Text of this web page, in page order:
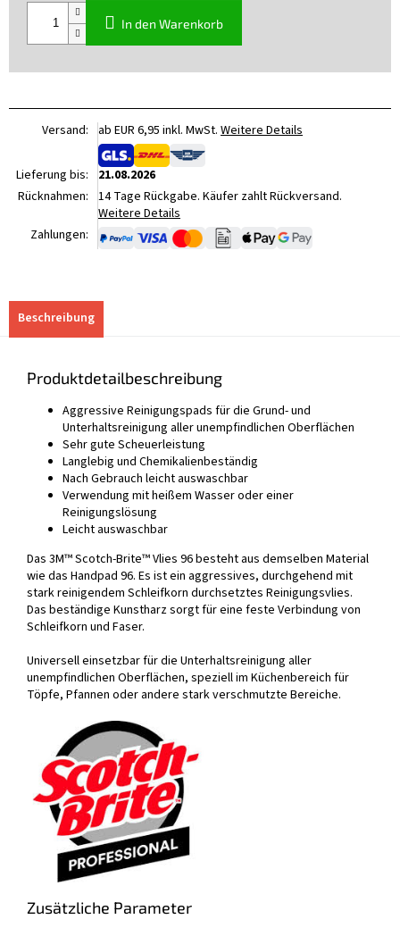
In den Warenkorb
Versand: ab EUR 6,95 inkl. MwSt. Weitere Details
Lieferung bis:
21.08.2026
Rücknahmen: 14 Tage Rückgabe. Käufer zahlt Rückversand.
Weitere Details
Zahlungen:
Beschreibung
Produktdetailbeschreibung
Aggressive Reinigungspads für die Grund- und
Unterhaltsreinigung aller unempfindlichen Oberflächen
Sehr gute Scheuerleistung
Langlebig und Chemikalienbeständig
Nach Gebrauch leicht auswaschbar
Verwendung mit heißem Wasser oder einer
Reinigungslösung
Leicht auswaschbar
Das 3M™ Scotch-Brite™ Vlies 96 besteht aus demselben Material
wie das Handpad 96. Es ist ein aggressives, durchgehend mit
stark reinigendem Schleifkorn durchsetztes Reinigungsvlies.
Das beständige Kunstharz sorgt für eine feste Verbindung von
Schleifkorn und Faser.
Universell einsetzbar für die Unterhaltsreinigung aller
unempfindlichen Oberflächen, speziell im Küchenbereich für
Töpfe, Pfannen oder andere stark verschmutzte Bereiche.
Zusätzliche Parameter